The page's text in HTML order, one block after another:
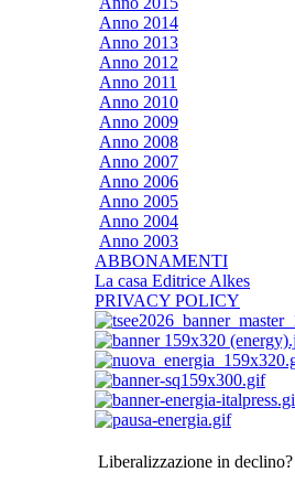
Anno 2014
Anno 2013
Anno 2012
Anno 2011
Anno 2010
Anno 2009
Anno 2008
Anno 2007
Anno 2006
Anno 2005
Anno 2004
Anno 2003
ABBONAMENTI
La casa Editrice Alkes
PRIVACY POLICY
Liberalizzazione in